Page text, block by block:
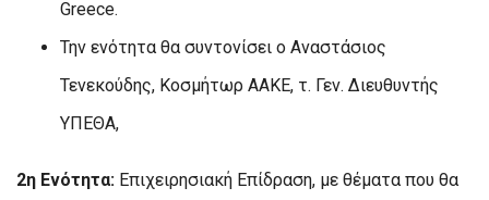
Greece.
Την ενότητα θα συντονίσει ο Αναστάσιος
Τενεκούδης, Κοσμήτωρ ΑΑΚΕ, τ. Γεν. Διευθυντής
ΥΠΕΘΑ,
2η Ενότητα: Επιχειρησιακή Επίδραση, με θέματα που θα